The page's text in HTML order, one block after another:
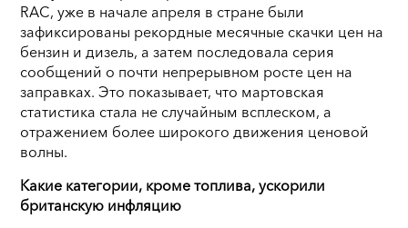
RAC, уже в начале апреля в стране были
зафиксированы рекордные месячные скачки цен на
бензин и дизель, а затем последовала серия
сообщений о почти непрерывном росте цен на
заправках. Это показывает, что мартовская
статистика стала не случайным всплеском, а
отражением более широкого движения ценовой
волны.
Какие категории, кроме топлива, ускорили
британскую инфляцию